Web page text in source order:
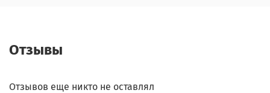
Отзывы
Отзывов еще никто не оставлял